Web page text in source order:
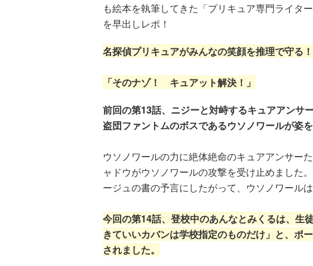
も絵本を執筆してきた「プリキュア専門ライタ
を早出しレポ！
名探偵プリキュアがみんなの笑顔を推理で守る！
「そのナゾ！ キュアット解決！」
前回の第13話、ニジーと対峙するキュアアンサ
盗団ファントムのボスであるウソノワールが姿を
ウソノワールの力に絶体絶命のキュアアンサー
ャドウがウソノワールの攻撃を受け止めました
ージュの書の予言にしたがって、ウソノワールは
今回の第14話、登校中のあんなとみくるは、生
きていいカバンは学校指定のものだけ」と、ポ
されました。